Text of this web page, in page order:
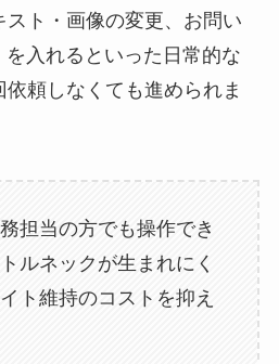
スト・画像の変更、お問い
入れるといった日常的な
頼しなくても進められま
担当の方でも操作でき
ルネックが生まれにく
ト維持のコストを抑え